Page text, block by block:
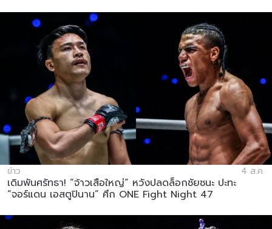
ข่าว 4 ส.ค.
เดิมพันศรัทธา! “จ้าวเสือใหญ่” หวังปลดล็อกชัยชนะ ปะทะ
“จอร์แดน เอสตูปินาน” ศึก ONE Fight Night 47